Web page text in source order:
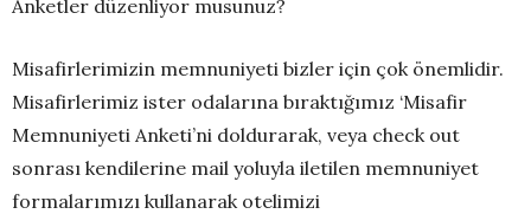
Anketler düzenliyor musunuz?
Misafirlerimizin memnuniyeti bizler için çok önemlidir.
Misafirlerimiz ister odalarına bıraktığımız ‘Misafir
Memnuniyeti Anketi’ni doldurarak, veya check out
sonrası kendilerine mail yoluyla iletilen memnuniyet
formalarımızı kullanarak otelimizi